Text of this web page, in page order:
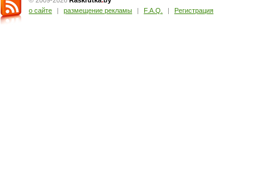
о сайте
| размещение рекламы | F.A.Q. | Регистрация